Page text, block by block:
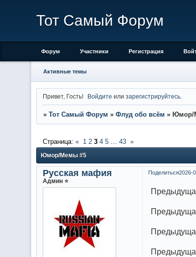
Тот Самый Форум
Форум Участники Регистрация
Активные темы
Привет, Гость! Войдите илизарегистрируйтесь
» Тот Самый Форум » Флуд обо всём » Юмор/
Юмор/Мемы #5
Страница: « 1 2 3 4 5 43 »
Поделиться2026-
Русская мафия
Админ ⭐️